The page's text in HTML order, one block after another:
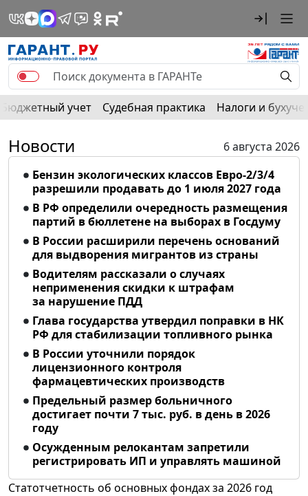
Бюджетный учет Судебная практика Налоги и
Новости
6 августа 2026
Бензин экологических классов Евро-2/3/4
разрешили продавать до 1 июля 2027 года
В РФ определили очередность размещения
партий в бюллетене на выборах в Госдуму
В России расширили перечень оснований
для выдворения мигрантов из страны
Водителям рассказали о случаях
неприменения скидки к штрафам
за нарушение ПДД
Глава государства утвердил поправки в НК
РФ для стабилизации топливного рынка
В России уточнили порядок
лицензионного контроля
фармацевтических производств
Предельный размер больничного
достигает почти 7 тыс. руб. в день в 2026
году
Осужденным релокантам запретили
регистрировать ИП и управлять машиной
Статотчетность об основных фондах за 2026 год